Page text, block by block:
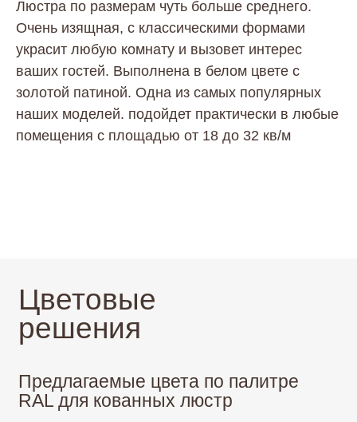
Люстра по размерам чуть больше среднего.
Очень изящная, с классическими формами
украсит любую комнату и вызовет интерес
ваших гостей. Выполнена в белом цвете с
золотой патиной. Одна из самых популярных
наших моделей. подойдет практически в любые
помещения с площадью от 18 до 32 кв/м
решения
Предлагаемые цвета по палитре
RAL для кованных люстр
В «Светоков» вы можете выбрать любой
другой цвет для вашего изделия
по палитре RAL
серый
7035
каменно-
серый
7030
жемчужно-
1013
белый
9010
001